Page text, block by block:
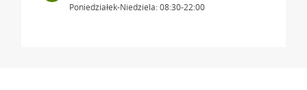
Poniedziałek-Niedziela: 08:30-22:00